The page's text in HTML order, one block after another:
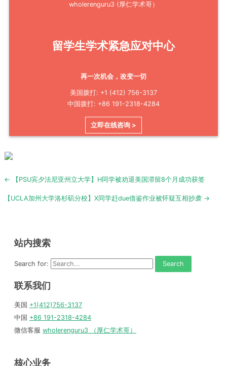
wholerenguru3 (厚仁学术哥）
留学生学术紧急应对中心
再一次机会，改变一切
美国拨打: +1 (412) 756-3137
中国拨打: +86 191-2318-4284
立即在线咨询 >
Post
← 【PSU宾夕法尼亚州立大学】H同学被劝退美国滞留8个月成功获签
【UCLA加州大学洛杉矶分校】X同学赶due借鉴作业被怀疑互相抄袭 →
站内搜索
Search for:
联系我们
美国 +1(412)756-3137
中国 +86 191-2318-4284
微信客服 wholerenguru3 （厚仁学术哥）
核心业务